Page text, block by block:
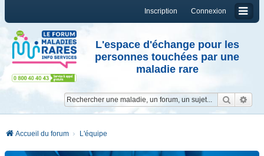
Connexion
Inscription
L'espace d'échange pour les
personnes touchées par une
maladie rare
Accueil du forum L'équipe